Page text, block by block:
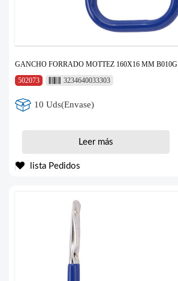
GANCHO FORRADO MOTTEZ 160X16 MM B010G
502073
3234640033303
10 Uds(Envase)
Leer más
lista Pedidos